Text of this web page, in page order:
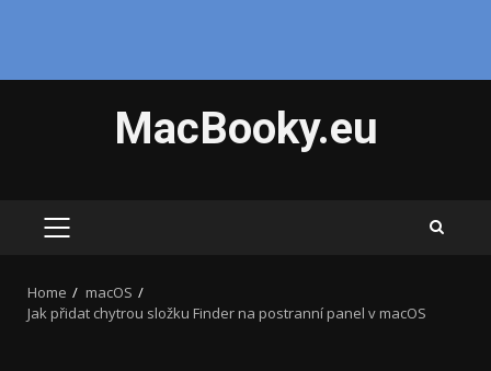
MacBooky.eu
PRIMARY
Home
macOS
Jak přidat chytrou složku Finder na postranní panel v macOS